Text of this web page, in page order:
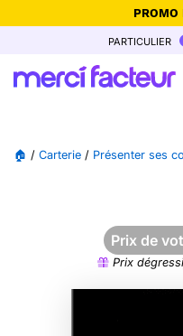
PROMO
-30% de réduction avec le
Ne
particulier
🏠 / Carterie / Présenter ses
Prix de
Prix